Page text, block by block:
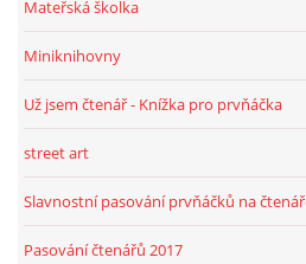
Mateřská školka
Miniknihovny
Už jsem čtenář - Knížka pro prvňáčka
street art
Slavnostní pasování prvňáčků na
Pasování čtenářů 2017